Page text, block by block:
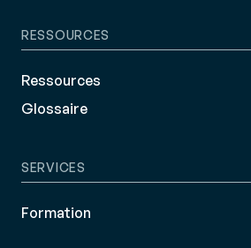
RESSOURCES
Ressources
Glossaire
SERVICES
Formation